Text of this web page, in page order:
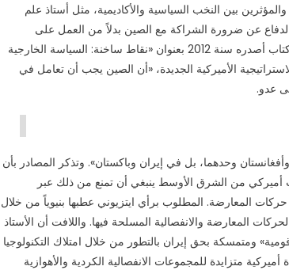
بين النخب السياسية والأكاديمية، مثل أستاذ علم
الدفاع عن ضرورة الشراكة مع الصين بدلاً من العمل على
مواجهتها والتفرغ لاستكمال تغيير الوقائع في الشرق الأوسط. يشرح اتزيوني في كتاب أصدره سنة 2012 بعنوان «نقاط ساخنة: السياسة الخارجية
الأميركية الجديدة، «أن الصين يجب أن تعامل في
عدو.
وحدهما، بل في إيران وباكستان». وتذكر المصادر بأن
أميركي من الشرق الأوسط ينبغي أن تمنع من ذلك عبر
المعارضة. المطلوب برأي ايتزيوني عطبها بنيوياً من خلال
المعارضة والانفصالية المسلحة فيها. واللافت أن الأستاذ
ومتمسكة بحق إيران بالتطور من خلال امتلاك التكنولوجيا
متزايدة للمجموعات الانفصالية الكردية والأهوازية